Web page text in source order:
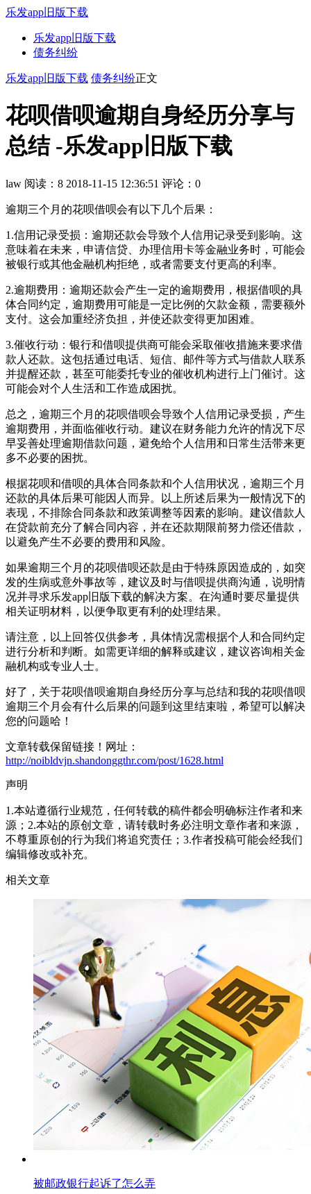
乐发app旧版下载
乐发app旧版下载
债务纠纷
乐发app旧版下载 债务纠纷正文
花呗借呗逾期自身经历分享与
总结 -乐发app旧版下载
law 阅读：8 2018-11-15 12:36:51 评论：0
逾期三个月的花呗借呗会有以下几个后果：
1.信用记录受损：逾期还款会导致个人信用记录受到影响。这
意味着在未来，申请信贷、办理信用卡等金融业务时，可能会
被银行或其他金融机构拒绝，或者需要支付更高的利率。
2.逾期费用：逾期还款会产生一定的逾期费用，根据借呗的具
体合同约定，逾期费用可能是一定比例的欠款金额，需要额外
支付。这会加重经济负担，并使还款变得更加困难。
3.催收行动：银行和借呗提供商可能会采取催收措施来要求借
款人还款。这包括通过电话、短信、邮件等方式与借款人联系
并提醒还款，甚至可能委托专业的催收机构进行上门催讨。这
可能会对个人生活和工作造成困扰。
总之，逾期三个月的花呗借呗会导致个人信用记录受损，产生
逾期费用，并面临催收行动。建议在财务能力允许的情况下尽
早妥善处理逾期借款问题，避免给个人信用和日常生活带来更
多不必要的困扰。
根据花呗和借呗的具体合同条款和个人信用状况，逾期三个月
还款的具体后果可能因人而异。以上所述后果为一般情况下的
表现，不排除合同条款和政策调整等因素的影响。建议借款人
在贷款前充分了解合同内容，并在还款期限前努力偿还借款，
以避免产生不必要的费用和风险。
如果逾期三个月的花呗借呗还款是由于特殊原因造成的，如突
发的生病或意外事故等，建议及时与借呗提供商沟通，说明情
况并寻求乐发app旧版下载的解决方案。在沟通时要尽量提供
相关证明材料，以便争取更有利的处理结果。
请注意，以上回答仅供参考，具体情况需根据个人和合同约定
进行分析和判断。如需更详细的解释或建议，建议咨询相关金
融机构或专业人士。
好了，关于花呗借呗逾期自身经历分享与总结和我的花呗借呗
逾期三个月会有什么后果的问题到这里结束啦，希望可以解决
您的问题哈！
文章转载保留链接！网址：
http://noibldvjn.shandonggthr.com/post/1628.html
声明
1.本站遵循行业规范，任何转载的稿件都会明确标注作者和来
源；2.本站的原创文章，请转载时务必注明文章作者和来源，
不尊重原创的行为我们将追究责任；3.作者投稿可能会经我们
编辑修改或补充。
相关文章
被邮政银行起诉了怎么弄